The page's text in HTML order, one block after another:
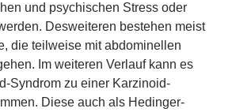
und psychischen Stress oder
Desweiteren bestehen meist
die teilweise mit abdominellen
Im weiteren Verlauf kann es
Syndrom zu einer Karzinoid-
Diese auch als Hedinger-